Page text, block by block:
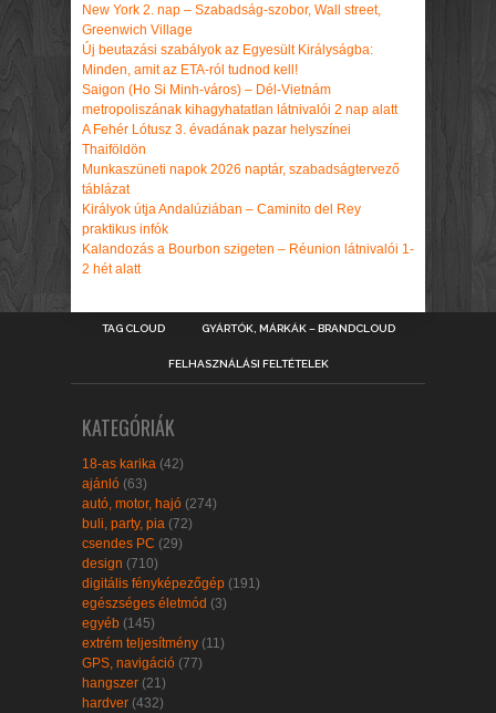
New York 2. nap – Szabadság-szobor, Wall street,
Greenwich Village
Új beutazási szabályok az Egyesült Királyságba:
Minden, amit az ETA-ról tudnod kell!
Saigon (Ho Si Minh-város) – Dél-Vietnám
metropoliszának kihagyhatatlan látnivalói 2 nap alatt
A Fehér Lótusz 3. évadának pazar helyszínei
Thaiföldön
Munkaszüneti napok 2026 naptár, szabadságtervező
táblázat
Királyok útja Andalúziában – Caminito del Rey
praktikus infók
Kalandozás a Bourbon szigeten – Réunion látnivalói 1-
2 hét alatt
TAG CLOUD GYÁRTÓK, MÁRKÁK – BRANDCLOUD
FELHASZNÁLÁSI FELTÉTELEK
KATEGÓRIÁK
18-as karika (42)
ajánló (63)
autó, motor, hajó (274)
buli, party, pia (72)
csendes PC (29)
design (710)
digitális fényképezőgép (191)
egészséges életmód (3)
egyéb (145)
extrém teljesítmény (11)
GPS, navigáció (77)
hangszer (21)
hardver (432)